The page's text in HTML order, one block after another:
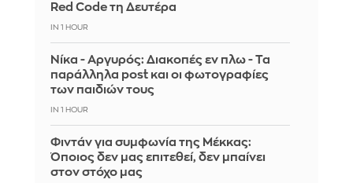
Red Code τη Δευτέρα
IN 1 HOUR
Νίκα - Αργυρός: Διακοπές εν πλω - Τα
παράλληλα post και οι φωτογραφίες
των παιδιών τους
IN 1 HOUR
Φιντάν για συμφωνία της Μέκκας:
Όποιος δεν μας επιτεθεί, δεν μπαίνει
στον στόχο μας